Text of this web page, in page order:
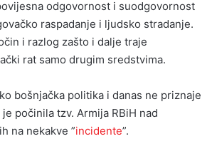
odgovornost i suodgovornost
raspadanje i ljudsko stradanje.
i razlog zašto i dalje traje
rat samo drugim sredstvima.
bošnjačka politika i danas ne priznaje
počinila tzv. Armija RBiH nad
na nekakve ”incidente”.